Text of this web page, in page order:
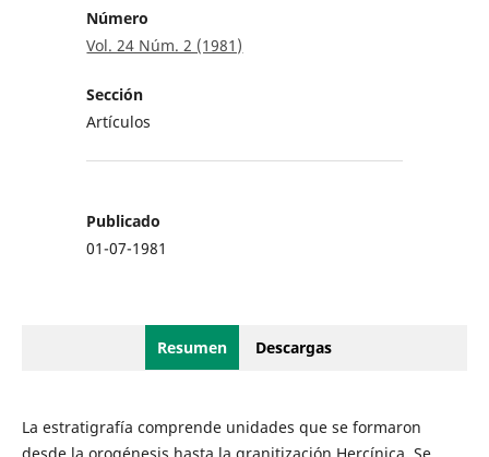
Número
Vol. 24 Núm. 2 (1981)
Sección
Artículos
Publicado
01-07-1981
Resumen Descargas
La estratigrafía comprende unidades que se formaron